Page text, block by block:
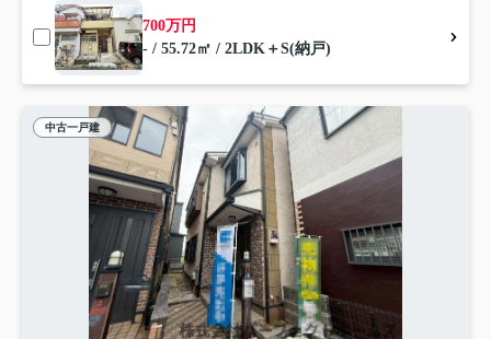
700万円
- / 55.72㎡ / 2LDK＋S(納戸)
中古一戸建